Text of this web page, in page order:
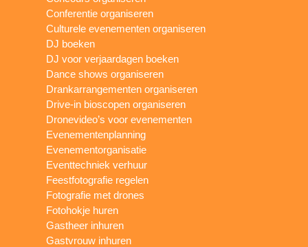
Conferentie organiseren
Culturele evenementen organiseren
DJ boeken
DJ voor verjaardagen boeken
Dance shows organiseren
Drankarrangementen organiseren
Drive-in bioscopen organiseren
Dronevideo’s voor evenementen
Evenementenplanning
Evenementorganisatie
Eventtechniek verhuur
Feestfotografie regelen
Fotografie met drones
Fotohokje huren
Gastheer inhuren
Gastvrouw inhuren